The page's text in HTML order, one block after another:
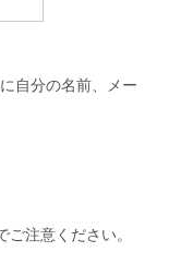
自分の名前、メー
注意ください。